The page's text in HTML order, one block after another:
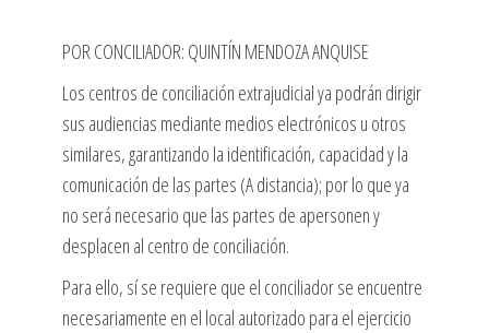
POR CONCILIADOR: QUINTÍN MENDOZA ANQUISE
Los centros de conciliación extrajudicial ya podrán dirigir
sus audiencias mediante medios electrónicos u otros
similares, garantizando la identificación, capacidad y la
comunicación de las partes (A distancia); por lo que ya
no será necesario que las partes de apersonen y
desplacen al centro de conciliación.
Para ello, sí se requiere que el conciliador se encuentre
necesariamente en el local autorizado para el ejercicio